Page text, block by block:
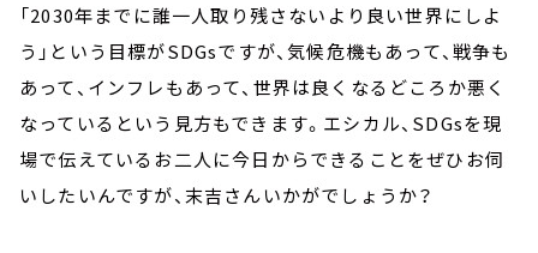
「2030年までに誰一人取り残さないより良い世界にしよ
う」という目標がSDGsですが、気候危機もあって、戦争も
あって、インフレもあって、世界は良くなるどころか悪く
なっているという見方もできます。エシカル、SDGsを現
場で伝えているお二人に今日からできることをぜひお伺
いしたいんですが、末吉さんいかがでしょうか？